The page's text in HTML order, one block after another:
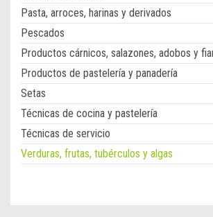
Pasta, arroces, harinas y derivados
Pescados
Productos cárnicos, salazones, adobos y
Productos de pastelería y panadería
Setas
Técnicas de cocina y pastelería
Técnicas de servicio
Verduras, frutas, tubérculos y algas